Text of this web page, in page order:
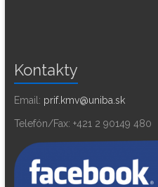
Kontakty
Email: prif.kmv@uniba.sk
Telefón/Fax: +421 2 90149 480